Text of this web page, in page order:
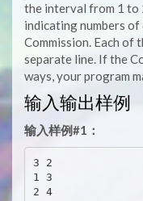
the interval from 1 to
indicating numbers
Commission. Each of
separate line. If the
ways, your program
输入输出样例
输入样例#1：
3 2
1 3
2 4